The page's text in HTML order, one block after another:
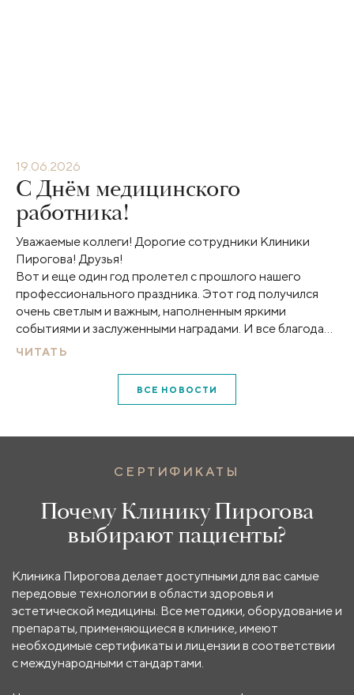
19.06.2026
С Днём медицинского
работника!
Уважаемые коллеги! Дорогие сотрудники Клиники
Пирогова! Друзья!
Вот и еще один год пролетел с прошлого нашего
профессионального праздника. Этот год получился
очень светлым и важным, наполненным яркими
событиями и заслуженными наградами. И все благодаря
вам!
ЧИТАТЬ
ВСЕ НОВОСТИ
СЕРТИФИКАТЫ
Почему Клинику Пирогова
выбирают пациенты?
Клиника Пирогова делает доступными для вас самые
передовые технологии в области здоровья и
эстетической медицины. Все методики, оборудование и
препараты, применяющиеся в клинике, имеют
необходимые сертификаты и лицензии в соответствии
с международными стандартами.